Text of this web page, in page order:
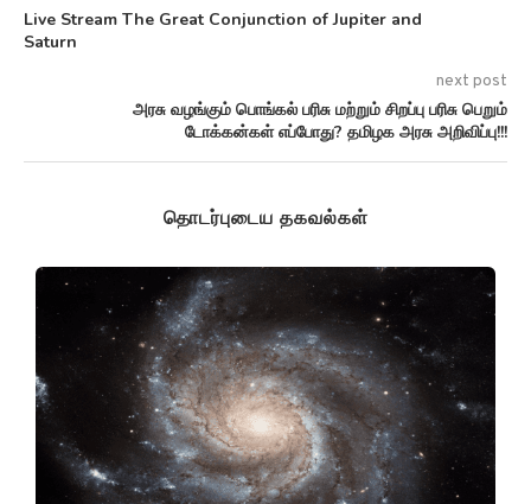
Live Stream The Great Conjunction of Jupiter and
Saturn
next post
அரசு வழங்கும் பொங்கல் பரிசு மற்றும் சிறப்பு பரிசு பெறும்
டோக்கன்கள் எப்போது? தமிழக அரசு அறிவிப்பு!!!
தொடர்புடைய தகவல்கள்